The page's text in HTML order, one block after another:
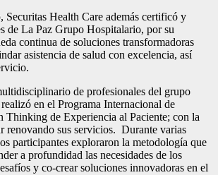
Securitas Health Care además certificó y
de La Paz Grupo Hospitalario, por su
continua de soluciones transformadoras
asistencia de salud con excelencia, así
de profesionales del grupo
en el Programa Internacional de
Thinking de Experiencia al Paciente; con la
renovando sus servicios. Durante varias
participantes exploraron la metodología que
a profundidad las necesidades de los
y co-crear soluciones innovadoras en el